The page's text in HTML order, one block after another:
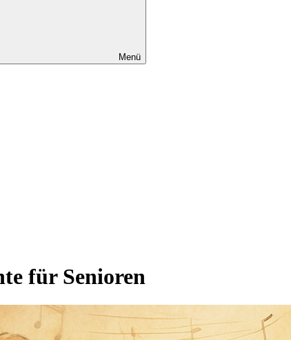
Menü
für Senioren